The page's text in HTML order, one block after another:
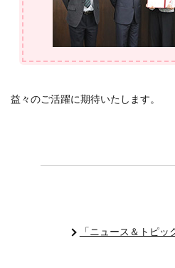
益々のご活躍に期待いたします。
「ニュース＆トピ